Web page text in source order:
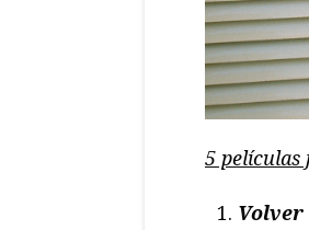
5 películas
Volver